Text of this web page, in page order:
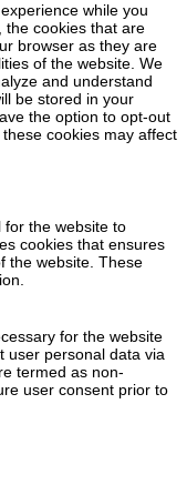
while you
the cookies that are
browser as they are
of the website. We
and understand
be stored in your
the option to opt-out
cookies may affect
for the website to
cookies that ensures
the website. These
for the website
user personal data via
termed as non-
user consent prior to